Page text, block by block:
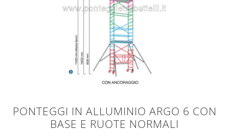
PONTEGGI IN ALLUMINIO ARGO 6 CON
BASE E RUOTE NORMALI